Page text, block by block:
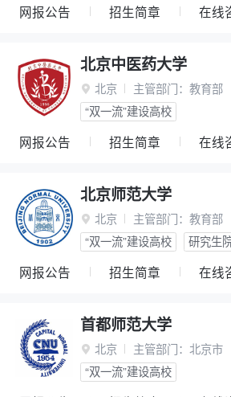
网报公告 招生简章 在线
北京中医药大学
 北京 主管部门： 教育部
“双一流”建设高校
网报公告 招生简章 在线
北京师范大学
 北京 主管部门： 教育部
“双一流”建设高校
研究生
网报公告 招生简章 在线
首都师范大学
 北京 主管部门： 北京市
“双一流”建设高校